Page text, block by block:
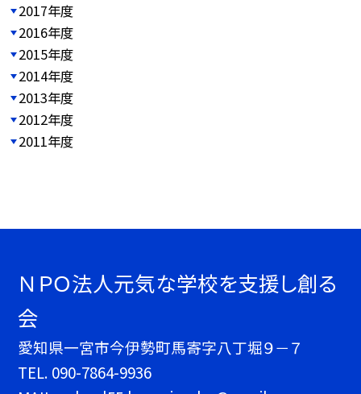
2017年度
2016年度
2015年度
2014年度
2013年度
2012年度
2011年度
ＮＰＯ法人元気な学校を支援し創る
会
愛知県一宮市今伊勢町馬寄字八丁堀９－７
TEL. 090-7864-9936